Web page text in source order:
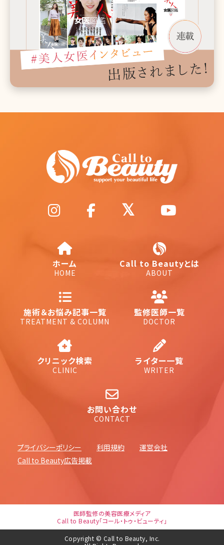
ホーム
HOME
Call to Beautyとは
ABOUT
施術＆お悩み記事一覧
TREATMENT & COLUMN
監修医師一覧
DOCTOR
クリニック検索
CLINIC
ライター一覧
WRITER
お問い合わせ
CONTACT
プライバシーポリシー 利用規約
運営会社
Call to Beauty広告掲載
医師監修の美容医療メディア
Call to Beauty「コール・トゥ・ビューティ」
Copyright © Call to Beauty, Inc.